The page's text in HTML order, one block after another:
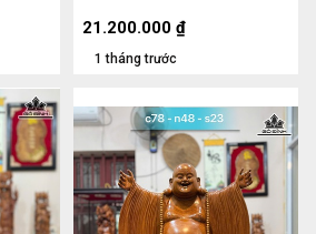
1 tháng trước
21.200.000 ₫